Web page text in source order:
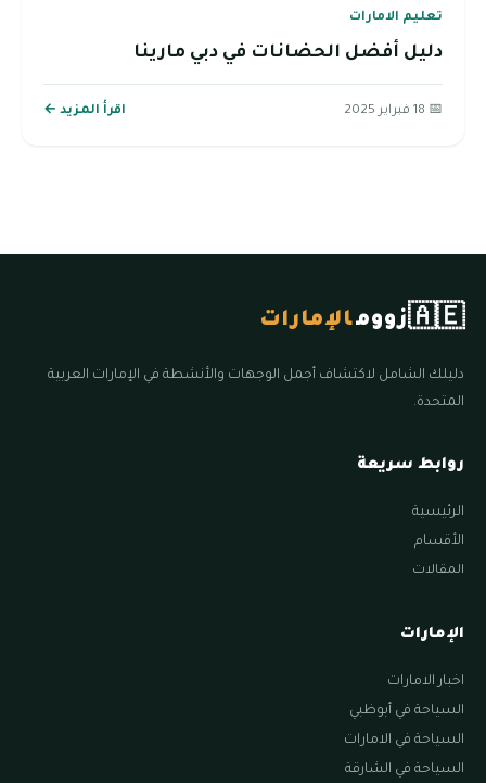
تعليم الامارات
دليل أفضل الحضانات في دبي مارينا
📅 18 فبراير 2025 اقرأ المزيد ←
🇦🇪زوومالإمارات
دليلك الشامل لاكتشاف أجمل الوجهات والأنشطة في الإمارات العربية
المتحدة.
روابط سريعة
الرئيسية
الأقسام
المقالات
الإمارات
اخبار الامارات
السياحة في أبوظبي
السياحة في الامارات
السياحة في الشارقة